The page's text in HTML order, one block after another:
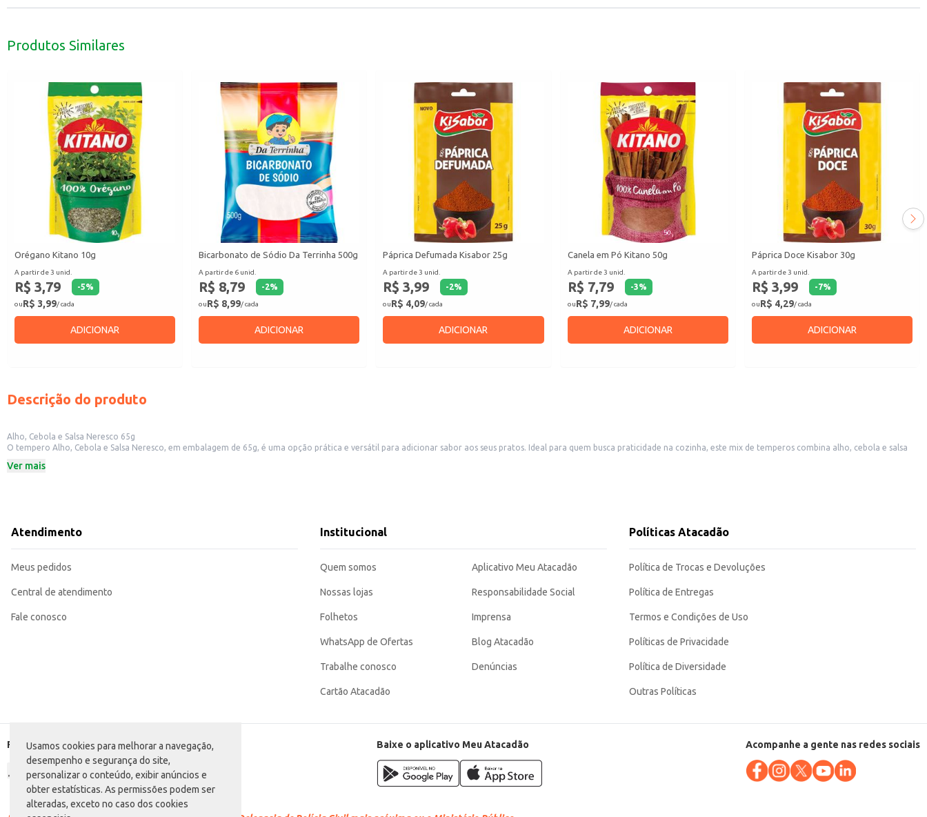
Usamos cookies para melhorar a navegação,
desempenho e segurança do site,
personalizar o conteúdo, exibir anúncios e
obter estatísticas. As permissões podem ser
alteradas, exceto no caso dos cookies
Produtos Similares
Orégano Kitano 10g
A partir de 3 unid.
R$ 3,79 -5%
ouR$ 3,99/ cada
ADICIONAR
Bicarbonato de Sódio Da Terrinha 500g
A partir de 6 unid.
R$ 8,79 -2%
ouR$ 8,99/ cada
ADICIONAR
Páprica Defumada Kisabor 25g
A partir de 3 unid.
R$ 3,99 -2%
ouR$ 4,09/ cada
ADICIONAR
Canela em Pó Kitano 50g
A partir de 3 unid.
R$ 7,79 -3%
ouR$ 7,99/ cada
ADICIONAR
Páprica Doce Kisabor 30g
A partir de 3 unid.
R$ 3,99 -7%
ouR$ 4,29/ cada
ADICIONAR
Descrição do produto
Alho, Cebola e Salsa Neresco 65g
O tempero Alho, Cebola e Salsa Neresco, em embalagem de 65g, é uma opção prática e versátil para adicionar sabor aos seus pratos. Ideal para quem busca praticidade na cozinha, este mix de temperos combina alho, cebola e salsa
Dicas de Uso:
Com o tempero Alho, Cebola e Salsa Neresco, você otimiza o tempo na cozinha sem abrir mão do sabor e da praticidade, tornando suas refeições mais saborosas e convidativas.
Ver mais
Atendimento
Meus pedidos
Central de atendimento
Fale conosco
Institucional
Quem somos
Nossas lojas
Folhetos
WhatsApp de Ofertas
Trabalhe conosco
Cartão Atacadão
Aplicativo Meu Atacadão
Responsabilidade Social
Imprensa
Blog Atacadão
Denúncias
Políticas Atacadão
Política de Trocas e Devoluções
Política de Entregas
Termos e Condições de Uso
Políticas de Privacidade
Política de Diversidade
Outras Políticas
Formas de pagamento Baixe o aplicativo Meu Atacadão Acompanhe a gente nas redes sociais